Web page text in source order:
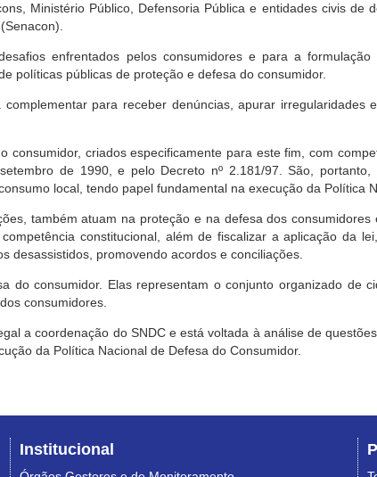
Ministério Público, Defensoria Pública e entidades civis de
enfrentados pelos consumidores e para a
políticas públicas de proteção e defesa do consumidor.
para receber denúncias, apurar irregularidades
criados especificamente para este fim, com
de 1990, e pelo Decreto nº 2.181/97. São,
local, tendo papel fundamental na execução da Política
também atuam na proteção e na defesa dos
constitucional, além de fiscalizar a aplicação da
desassistidos, promovendo acordos e conciliações.
do consumidor. Elas representam o conjunto organizado de
consumidores.
a coordenação do SNDC e está voltada à análise de
da Política Nacional de Defesa do Consumidor.
Institucional